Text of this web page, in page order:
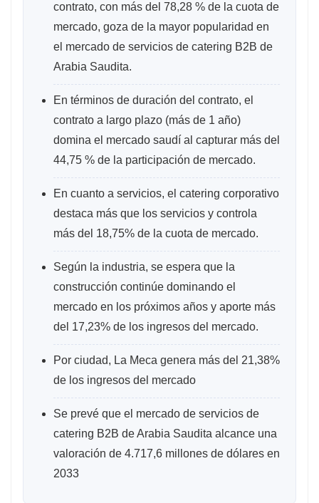
contrato, con más del 78,28 % de la cuota de
mercado, goza de la mayor popularidad en
el mercado de servicios de catering B2B de
Arabia Saudita.
En términos de duración del contrato, el
contrato a largo plazo (más de 1 año)
domina el mercado saudí al capturar más del
44,75 % de la participación de mercado.
En cuanto a servicios, el catering corporativo
destaca más que los servicios y controla
más del 18,75% de la cuota de mercado.
Según la industria, se espera que la
construcción continúe dominando el
mercado en los próximos años y aporte más
del 17,23% de los ingresos del mercado.
Por ciudad, La Meca genera más del 21,38%
de los ingresos del mercado
Se prevé que el mercado de servicios de
catering B2B de Arabia Saudita alcance una
valoración de 4.717,6 millones de dólares en
2033